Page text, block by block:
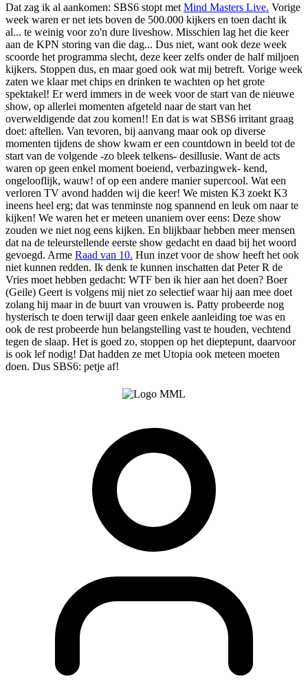
Dat zag ik al aankomen: SBS6 stopt met Mind Masters Live. Vorige
week waren er net iets boven de 500.000 kijkers en toen dacht ik
al... te weinig voor zo'n dure liveshow. Misschien lag het die keer
aan de KPN storing van die dag... Dus niet, want ook deze week
scoorde het programma slecht, deze keer zelfs onder de half miljoen
kijkers. Stoppen dus, en maar goed ook wat mij betreft. Vorige week
zaten we klaar met chips en drinken te wachten op het grote
spektakel! Er werd immers in de week voor de start van de nieuwe
show, op allerlei momenten afgeteld naar de start van het
overweldigende dat zou komen!! En dat is wat SBS6 irritant graag
doet: aftellen. Van tevoren, bij aanvang maar ook op diverse
momenten tijdens de show kwam er een countdown in beeld tot de
start van de volgende -zo bleek telkens- desillusie. Want de acts
waren op geen enkel moment boeiend, verbazingwek- kend,
ongelooflijk, wauw! of op een andere manier supercool. Wat een
verloren TV avond hadden wij die keer! We misten K3 zoekt K3
ineens heel erg; dat was tenminste nog spannend en leuk om naar te
kijken! We waren het er meteen unaniem over eens: Deze show
zouden we niet nog eens kijken. En blijkbaar hebben meer mensen
dat na de teleurstellende eerste show gedacht en daad bij het woord
gevoegd. Arme Raad van 10. Hun inzet voor de show heeft het ook
niet kunnen redden. Ik denk te kunnen inschatten dat Peter R de
Vries moet hebben gedacht: WTF ben ik hier aan het doen? Boer
(Geile) Geert is volgens mij niet zo selectief waar hij aan mee doet
zolang hij maar in de buurt van vrouwen is. Patty probeerde nog
hysterisch te doen terwijl daar geen enkele aanleiding toe was en
ook de rest probeerde hun belangstelling vast te houden, vechtend
tegen de slaap. Het is goed zo, stoppen op het dieptepunt, daarvoor
is ook lef nodig! Dat hadden ze met Utopia ook meteen moeten
doen. Dus SBS6: petje af!